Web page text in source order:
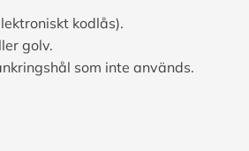
kodlås).
golv.
som inte används.